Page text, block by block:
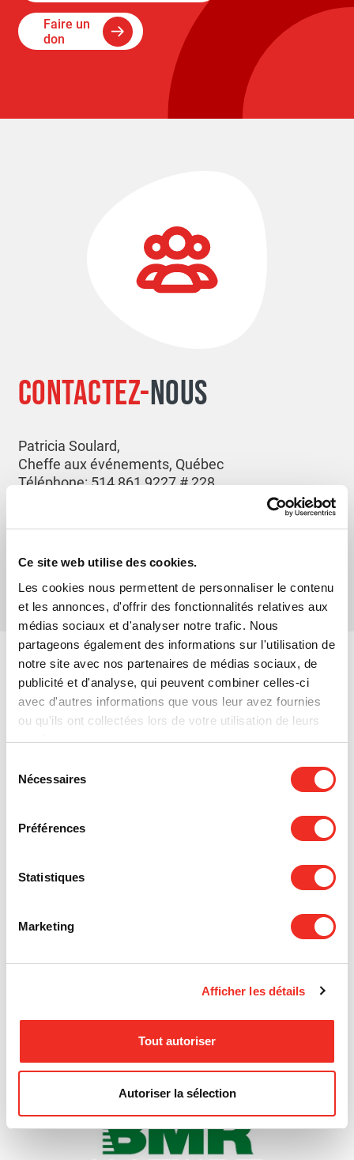
Ce site web utilise des cookies.
Les cookies nous permettent de personnaliser le contenu
et les annonces, d'offrir des fonctionnalités relatives aux
médias sociaux et d'analyser notre trafic. Nous
partageons également des informations sur l'utilisation de
notre site avec nos partenaires de médias sociaux, de
publicité et d'analyse, qui peuvent combiner celles-ci
avec d'autres informations que vous leur avez fournies
ou qu'ils ont collectées lors de votre utilisation de leurs
services.
Nécessaires
Préférences
Statistiques
Marketing
Afficher les détails
Tout autoriser
Autoriser la sélection
Faire un
don
CONTACTEZ-NOUS
Patricia Soulard,
Cheffe aux événements, Québec
Téléphone: 514 861 9227 # 228
crs.ca
NOS PARTENAIRES